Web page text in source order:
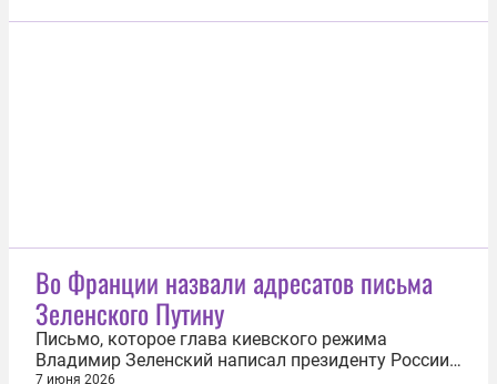
переговорах с Россией по завершению
Во Франции назвали адресатов письма
Зеленского Путину
Письмо, которое глава киевского режима
Владимир Зеленский написал президенту России
7 июня 2026